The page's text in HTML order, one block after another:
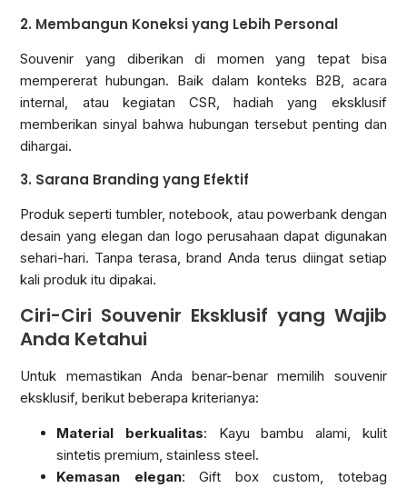
2. Membangun Koneksi yang Lebih Personal
Souvenir yang diberikan di momen yang tepat bisa
mempererat hubungan. Baik dalam konteks B2B, acara
internal, atau kegiatan CSR, hadiah yang eksklusif
memberikan sinyal bahwa hubungan tersebut penting dan
dihargai.
3. Sarana Branding yang Efektif
Produk seperti tumbler, notebook, atau powerbank dengan
desain yang elegan dan logo perusahaan dapat digunakan
sehari-hari. Tanpa terasa, brand Anda terus diingat setiap
kali produk itu dipakai.
Ciri-Ciri Souvenir Eksklusif yang Wajib
Anda Ketahui
Untuk memastikan Anda benar-benar memilih souvenir
eksklusif, berikut beberapa kriterianya:
Material berkualitas: Kayu bambu alami, kulit
sintetis premium, stainless steel.
Kemasan elegan: Gift box custom, totebag